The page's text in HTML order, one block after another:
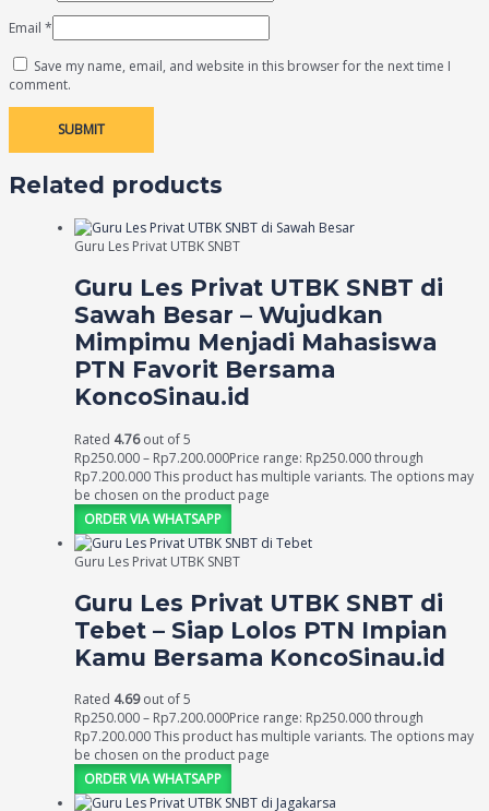
Email *
Save my name, email, and website in this browser for the next time I
comment.
Related products
Guru Les Privat UTBK SNBT
Guru Les Privat UTBK SNBT di
Sawah Besar – Wujudkan
Mimpimu Menjadi Mahasiswa
PTN Favorit Bersama
KoncoSinau.id
Rated 4.76out of 5
Rp250.000– Rp7.200.000Price range: Rp250.000 through
Rp7.200.000This product has multiple variants. The options may
be chosen on the product page
ORDER VIA WHATSAPP
Guru Les Privat UTBK SNBT
Guru Les Privat UTBK SNBT di
Tebet – Siap Lolos PTN Impian
Kamu Bersama KoncoSinau.id
Rated 4.69out of 5
Rp250.000– Rp7.200.000Price range: Rp250.000 through
Rp7.200.000This product has multiple variants. The options may
be chosen on the product page
ORDER VIA WHATSAPP